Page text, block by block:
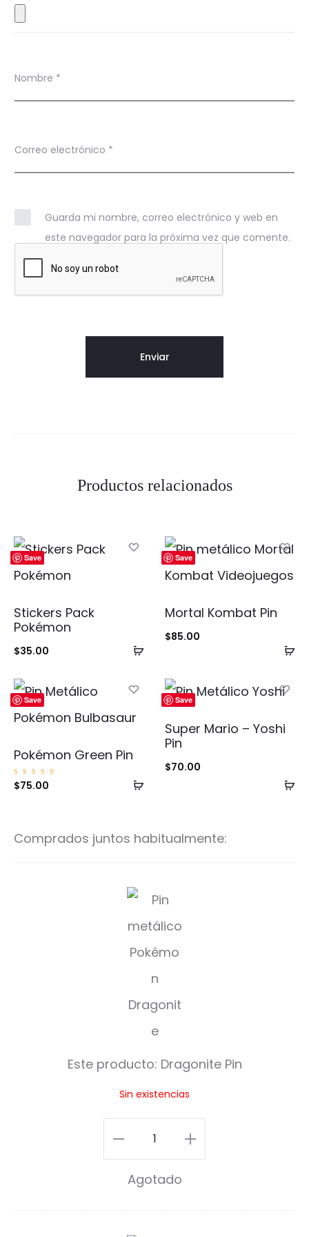
s
Nombre *
Correo electrónico *
Guarda mi nombre, correo electrónico y web en
este navegador para la próxima vez que comente.
Productos relacionados
Save
Añadir
carrito
Stickers Pack
Pokémon
$35.00
Save
Mortal Kombat Pin
$85.00
Save
Añadir
Pokémon Green Pin
Valorad
o con
$75.00
Save
Super Mario – Yoshi
Pin
$70.00
Comprados juntos habitualmente:
D
r
a
g
o
n
e
i
n
Este producto: Dragonite Pin
Sin existencias
Dragonite
Pin
cantidad
Agotado